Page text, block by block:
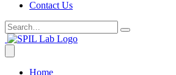
Contact Us
Home